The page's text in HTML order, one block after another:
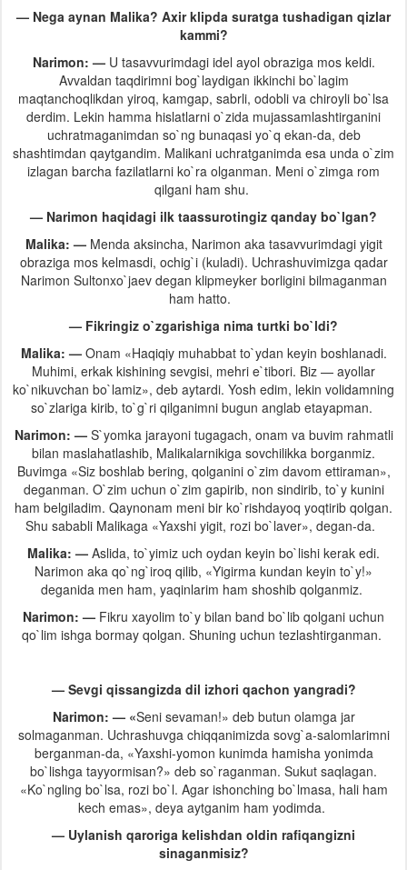
— Nega aynan Malika? Axir klipda suratga tushadigan qizlar
kammi?
Narimon: — U tasavvurimdagi idel ayol obraziga mos keldi.
Avvaldan taqdirimni bog`laydigan ikkinchi bo`lagim
maqtanchoqlikdan yiroq, kamgap, sabrli, odobli va chiroyli bo`lsa
derdim. Lekin hamma hislatlarni o`zida mujassamlashtirganini
uchratmaganimdan so`ng bunaqasi yo`q ekan-da, deb
shashtimdan qaytgandim. Malikani uchratganimda esa unda o`zim
izlagan barcha fazilatlarni ko`ra olganman. Meni o`zimga rom
qilgani ham shu.
— Narimon haqidagi ilk taassurotingiz qanday bo`lgan?
Malika: — Menda aksincha, Narimon aka tasavvurimdagi yigit
obraziga mos kelmasdi, ochig`i (kuladi). Uchrashuvimizga qadar
Narimon Sultonxo`jaev degan klipmeyker borligini bilmaganman
ham hatto.
— Fikringiz o`zgarishiga nima turtki bo`ldi?
Malika: — Onam «Haqiqiy muhabbat to`ydan keyin boshlanadi.
Muhimi, erkak kishining sevgisi, mehri e`tibori. Biz — ayollar
ko`nikuvchan bo`lamiz», deb aytardi. Yosh edim, lekin volidamning
so`zlariga kirib, to`g`ri qilganimni bugun anglab etayapman.
Narimon: — S`yomka jarayoni tugagach, onam va buvim rahmatli
bilan maslahatlashib, Malikalarnikiga sovchilikka borganmiz.
Buvimga «Siz boshlab bering, qolganini o`zim davom ettiraman»,
deganman. O`zim uchun o`zim gapirib, non sindirib, to`y kunini
ham belgiladim. Qaynonam meni bir ko`rishdayoq yoqtirib qolgan.
Shu sababli Malikaga «Yaxshi yigit, rozi bo`laver», degan-da.
Malika: — Aslida, to`yimiz uch oydan keyin bo`lishi kerak edi.
Narimon aka qo`ng`iroq qilib, «Yigirma kundan keyin to`y!»
deganida men ham, yaqinlarim ham shoshib qolganmiz.
Narimon: — Fikru xayolim to`y bilan band bo`lib qolgani uchun
qo`lim ishga bormay qolgan. Shuning uchun tezlashtirganman.
— Sevgi qissangizda dil izhori qachon yangradi?
Narimon: — «Seni sevaman!» deb butun olamga jar
solmaganman. Uchrashuvga chiqqanimizda sovg`a-salomlarimni
berganman-da, «Yaxshi-yomon kunimda hamisha yonimda
bo`lishga tayyormisan?» deb so`raganman. Sukut saqlagan.
«Ko`ngling bo`lsa, rozi bo`l. Agar ishonching bo`lmasa, hali ham
kech emas», deya aytganim ham yodimda.
— Uylanish qaroriga kelishdan oldin rafiqangizni
sinaganmisiz?